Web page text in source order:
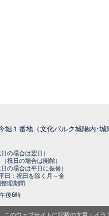
堀１番地（文化パルク城陽内･
の場合は翌日）
祝日の場合は開館）
の場合は平日に振替）
を除く月～金
理期間
後6時